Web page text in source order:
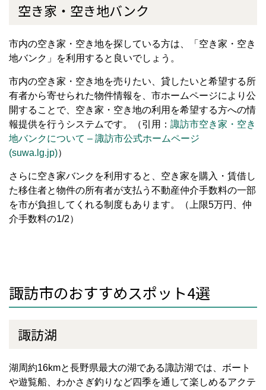
空き家・空き地バンク
市内の空き家・空き地を探している方は、「空き家・空き
地バンク」を利用すると良いでしょう。
市内の空き家・空き地を売りたい、貸したいと希望する所
有者から寄せられた物件情報を、市ホームページにより公
開することで、空き家・空き地の利用を希望する方への情
報提供を行うシステムです。（引用： 諏訪市空き家・空き
地バンクについて – 諏訪市公式ホームページ
(suwa.lg.jp)）
さらに空き家バンクを利用すると、空き家を購入・賃借し
た移住者と物件の所有者が支払う不動産仲介手数料の一部
を市が負担してくれる制度もあります。（上限5万円、仲
介手数料の1/2）
諏訪市のおすすめスポット4選
諏訪湖
湖周約16kmと長野県最大の湖である諏訪湖では、ボート
や遊覧船、わかさぎ釣りなど四季を通して楽しめるアクテ